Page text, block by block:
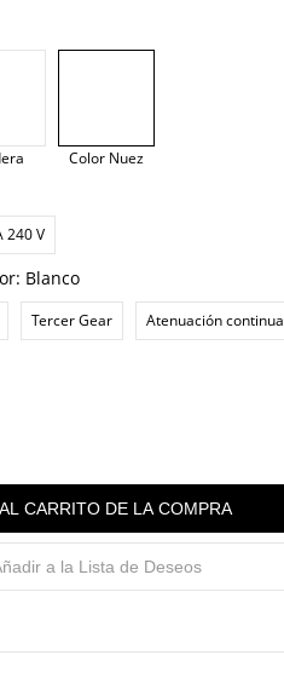
Color Nuez
240 V
Blanco
Tercer Gear Atenuación continua
CARRITO DE LA COMPRA
a la Lista de Deseos